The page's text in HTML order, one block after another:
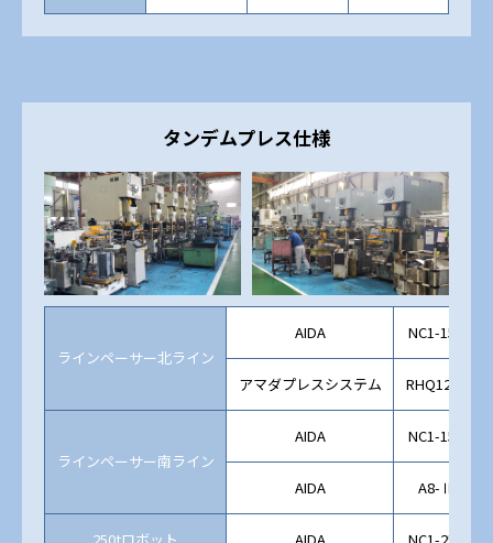
タンデムプレス仕様
ラインペーサー北ライン
AIDA NC1-150
アマダプレスシステム RHQ1200
ラインペーサー南ライン
AIDA NC1-150
AIDA A8-Ⅱ